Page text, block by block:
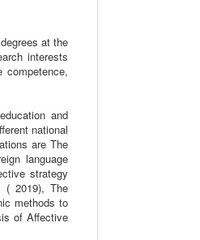
at the
interests
competence,
and
national
are The
language
strategy
( 2019), The
methods to
of Affective